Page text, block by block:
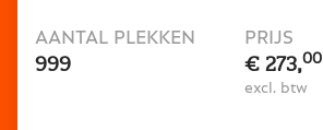
AANTAL PLEKKEN
999
PRIJS
€ 273,00
excl. btw